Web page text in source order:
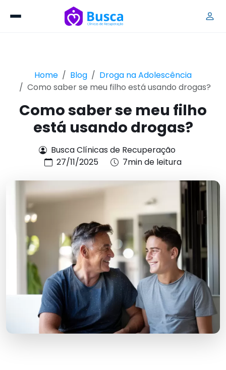
Home Blog
Droga na Adolescência
Como saber se meu filho está usando drogas?
Como saber se meu filho
está usando drogas?
Busca Clínicas de Recuperação
27/11/2025
7min de leitura